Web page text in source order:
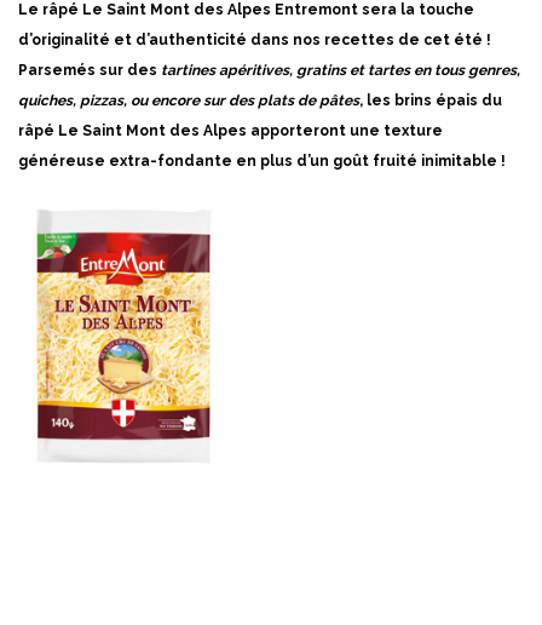
Le râpé Le Saint Mont des Alpes Entremont sera la touche
d’originalité et d’authenticité dans nos recettes de cet été !
Parsemés sur des tartines apéritives, gratins et tartes en tous genres,
quiches, pizzas, ou encore sur des plats de pâtes, les brins épais du
râpé Le Saint Mont des Alpes apporteront une texture
généreuse extra-fondante en plus d’un goût fruité inimitable !